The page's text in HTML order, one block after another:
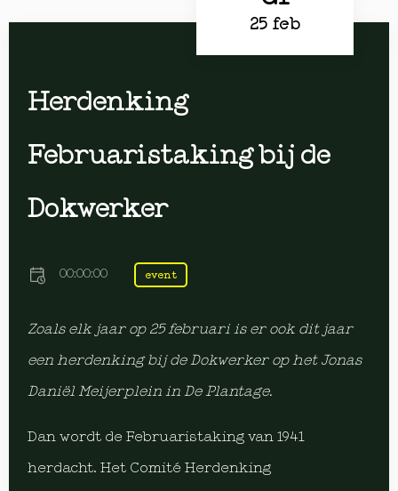
25 feb
Herdenking
Februaristaking bij de
Dokwerker
00:00:00 event
Zoals elk jaar op 25 februari is er ook dit jaar
een herdenking bij de Dokwerker op het Jonas
Daniël Meijerplein in De Plantage.
Dan wordt de Februaristaking van 1941
herdacht. Het Comité Herdenking